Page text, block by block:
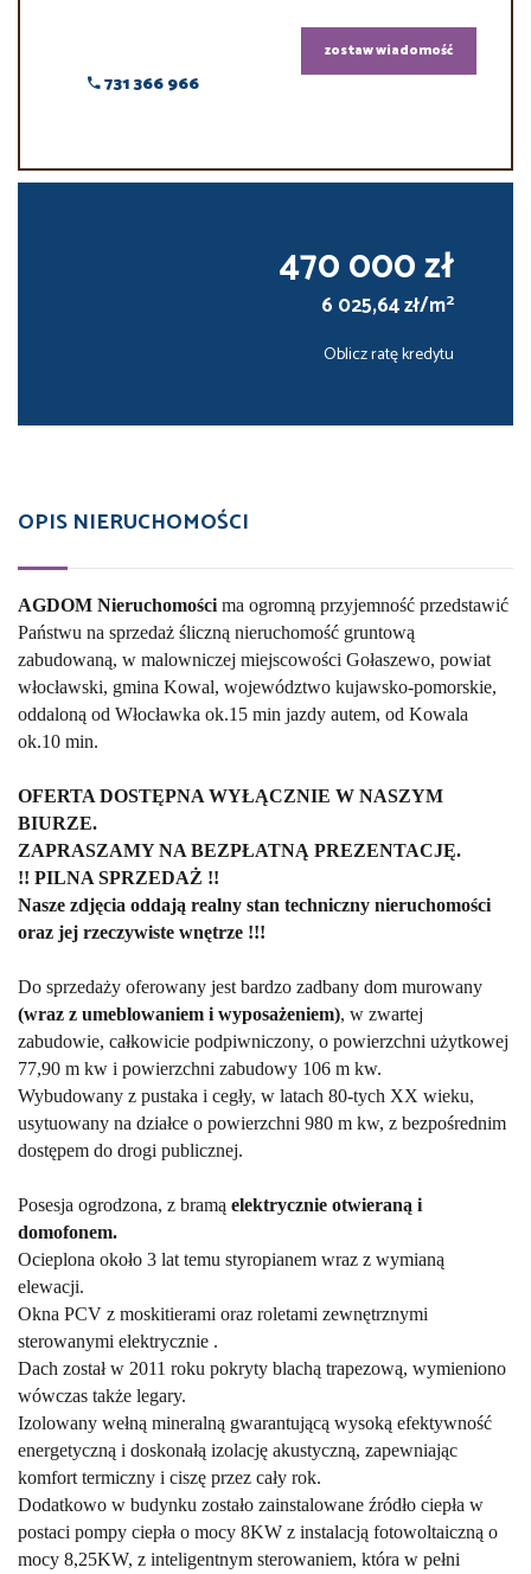
731 366 966
zostaw wiadomość
470 000 zł
6 025,64 zł/m2
Oblicz ratę kredytu
OPIS NIERUCHOMOŚCI
AGDOM Nieruchomości ma ogromną przyjemność przedstawić
Państwu na sprzedaż śliczną nieruchomość gruntową
zabudowaną, w malowniczej miejscowości Gołaszewo, powiat
włocławski, gmina Kowal, województwo kujawsko-pomorskie,
oddaloną od Włocławka ok.15 min jazdy autem, od Kowala
ok.10 min.
OFERTA DOSTĘPNA WYŁĄCZNIE W NASZYM
BIURZE.
ZAPRASZAMY NA BEZPŁATNĄ PREZENTACJĘ.
!! PILNA SPRZEDAŻ !!
Nasze zdjęcia oddają realny stan techniczny nieruchomości
oraz jej rzeczywiste wnętrze !!!
Do sprzedaży oferowany jest bardzo zadbany dom murowany
(wraz z umeblowaniem i wyposażeniem), w zwartej
zabudowie, całkowicie podpiwniczony, o powierzchni użytkowej
77,90 m kw i powierzchni zabudowy 106 m kw.
Wybudowany z pustaka i cegły, w latach 80-tych XX wieku,
usytuowany na działce o powierzchni 980 m kw, z bezpośrednim
dostępem do drogi publicznej.
Posesja ogrodzona, z bramą elektrycznie otwieraną i
domofonem.
Ocieplona około 3 lat temu styropianem wraz z wymianą
elewacji.
Okna PCV z moskitierami oraz roletami zewnętrznymi
sterowanymi elektrycznie .
Dach został w 2011 roku pokryty blachą trapezową, wymieniono
wówczas także legary.
Izolowany wełną mineralną gwarantującą wysoką efektywność
energetyczną i doskonałą izolację akustyczną, zapewniając
komfort termiczny i ciszę przez cały rok.
Dodatkowo w budynku zostało zainstalowane źródło ciepła w
postaci pompy ciepła o mocy 8KW z instalacją fotowoltaiczną o
mocy 8,25KW, z inteligentnym sterowaniem, która w pełni